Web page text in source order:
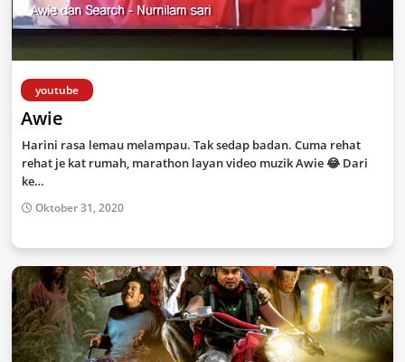
youtube
Awie
Harini rasa lemau melampau. Tak sedap badan. Cuma rehat
rehat je kat rumah, marathon layan video muzik Awie 😂 Dari
ke…
Oktober 31, 2020